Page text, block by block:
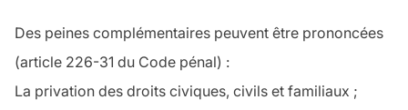
Des peines complémentaires peuvent être prononcées
(article 226-31 du Code pénal) :
La privation des droits civiques, civils et familiaux ;